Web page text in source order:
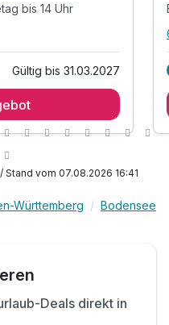
p.P. ab375,00 €
bis 14 Uhr
Aperitif am
bis 14 Uhr
mit Dachterrasse
Verfügbarkeit)
Gültig bis 31.03.2027
vom 07.08.2026 16:41
Württemberg
Bodensee
Deals direkt in